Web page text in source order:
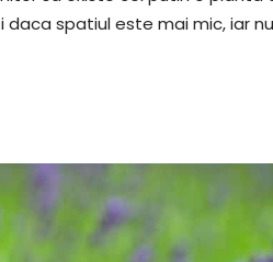
spatiul este mai mic, iar